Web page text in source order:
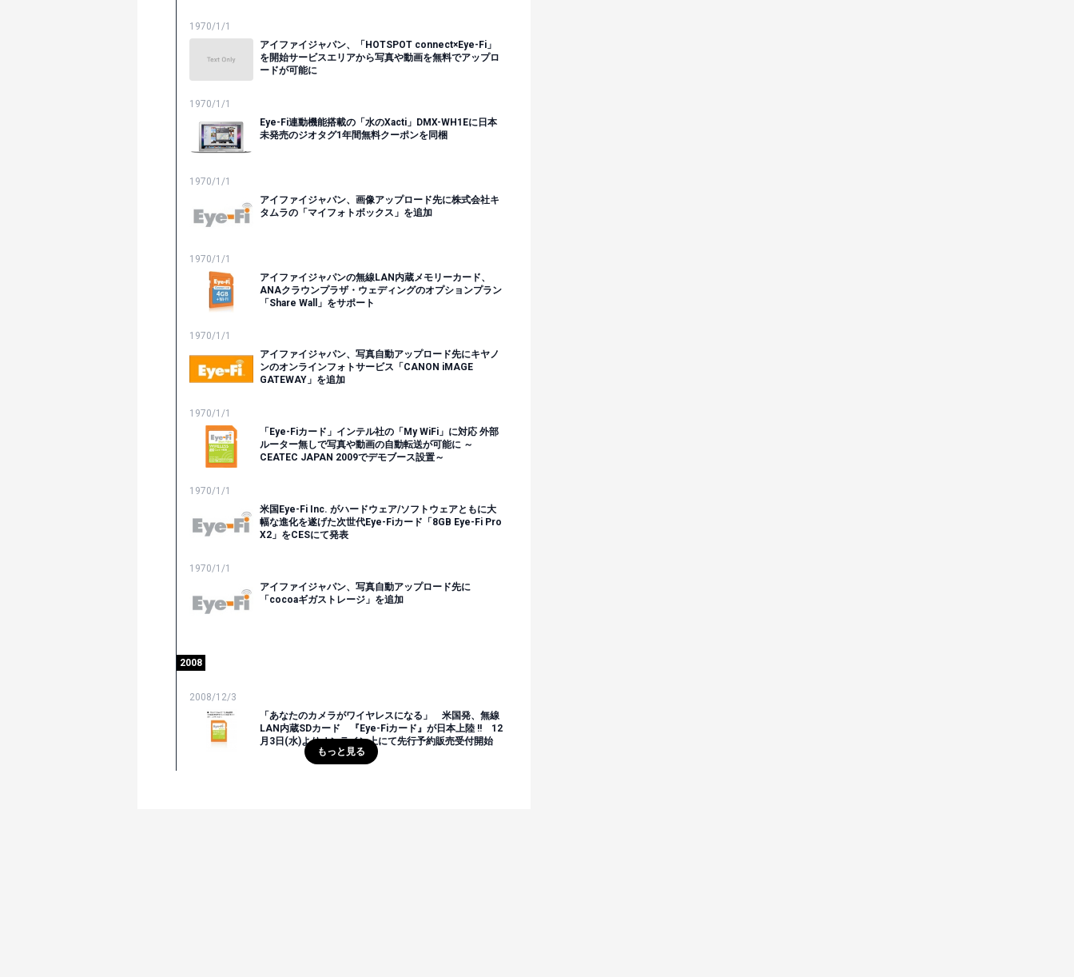
1970/1/1
アイファイジャパン、「HOTSPOT connect×Eye-Fi」
を開始サービスエリアから写真や動画を無料でアップロ
ードが可能に
1970/1/1
Eye-Fi連動機能搭載の「水のXacti」DMX-WH1Eに日本
未発売のジオタグ1年間無料クーポンを同梱
1970/1/1
アイファイジャパン、画像アップロード先に株式会社キ
タムラの「マイフォトボックス」を追加
1970/1/1
アイファイジャパンの無線LAN内蔵メモリーカード、
ANAクラウンプラザ・ウェディングのオプションプラン
「Share Wall」をサポート
1970/1/1
アイファイジャパン、写真自動アップロード先にキヤノ
ンのオンラインフォトサービス「CANON iMAGE
GATEWAY」を追加
1970/1/1
「Eye-Fiカード」インテル社の「My WiFi」に対応 外部
ルーター無しで写真や動画の自動転送が可能に ～
CEATEC JAPAN 2009でデモブース設置～
1970/1/1
米国Eye-Fi Inc. がハードウェア/ソフトウェアともに大
幅な進化を遂げた次世代Eye-Fiカード「8GB Eye-Fi Pro
X2」をCESにて発表
1970/1/1
アイファイジャパン、写真自動アップロード先に
「cocoaギガストレージ」を追加
2008
2008/12/3
「あなたのカメラがワイヤレスになる」 米国発、無線
LAN内蔵SDカード 『Eye-Fiカード』が日本上陸 !! 12
月3日(水)よりオンライン上にて先行予約販売受付開始
もっと見る